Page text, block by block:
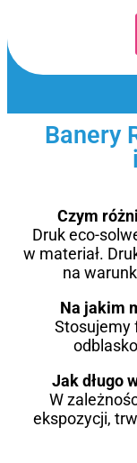
Banery
Czym
Druk eco-
w materiał.
na
Na jakim
Stosujemy
Jak długo
W
ekspozycji,